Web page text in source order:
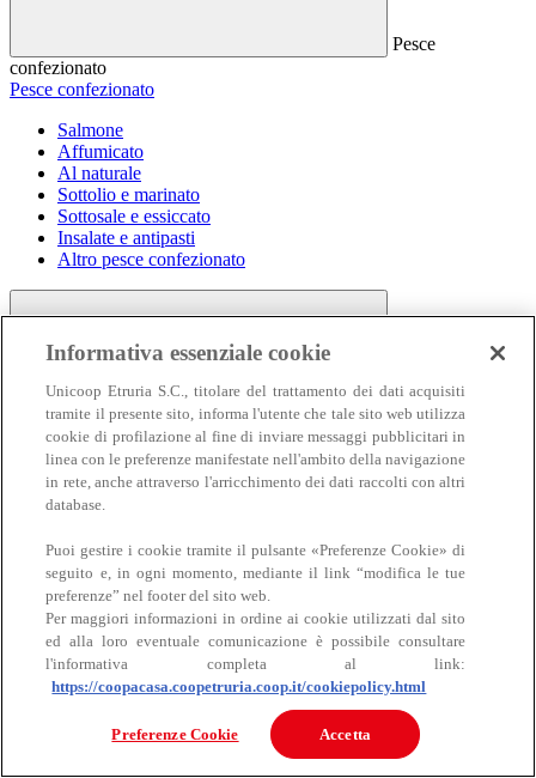
Pesce
confezionato
Pesce confezionato
Salmone
Affumicato
Al naturale
Sottolio e marinato
Sottosale e essiccato
Insalate e antipasti
Altro pesce confezionato
Carne
Carne
Bovino
Informativa essenziale cookie
Unicoop Etruria S.C., titolare del trattamento dei dati acquisiti
tramite il presente sito, informa l'utente che tale sito web utilizza
cookie di profilazione al fine di inviare messaggi pubblicitari in
linea con le preferenze manifestate nell'ambito della navigazione
in rete, anche attraverso l'arricchimento dei dati raccolti con altri
database.
Puoi gestire i cookie tramite il pulsante «Preferenze Cookie» di
seguito e, in ogni momento, mediante il link “modifica le tue
preferenze” nel footer del sito web.
Per maggiori informazioni in ordine ai cookie utilizzati dal sito
ed alla loro eventuale comunicazione è possibile consultare
l'informativa completa al link:
https://coopacasa.coopetruria.coop.it/cookiepolicy.html
Preferenze Cookie Accetta